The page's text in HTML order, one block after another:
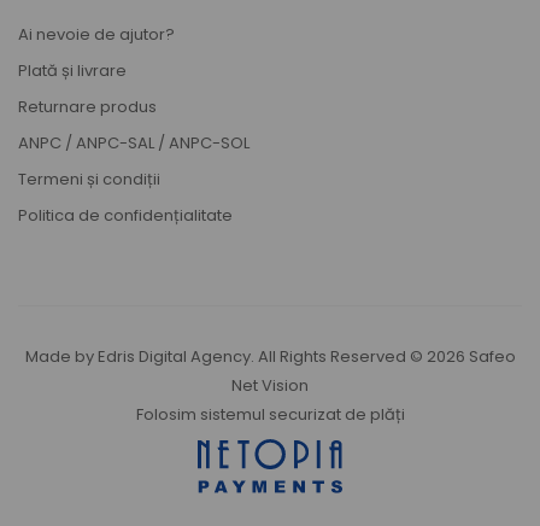
Ai nevoie de ajutor?
Plată și livrare
Returnare produs
ANPC / ANPC-SAL / ANPC-SOL
Termeni și condiții
Politica de confidențialitate
Made by Edris Digital Agency. All Rights Reserved © 2026 Safeo
Net Vision
Folosim sistemul securizat de plăți